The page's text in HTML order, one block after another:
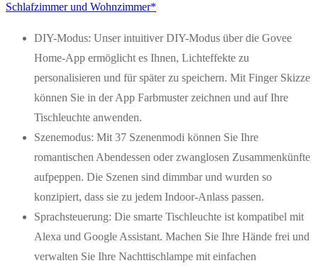
Schlafzimmer und Wohnzimmer*
DIY-Modus: Unser intuitiver DIY-Modus über die Govee
Home-App ermöglicht es Ihnen, Lichteffekte zu
personalisieren und für später zu speichern. Mit Finger Skizze
können Sie in der App Farbmuster zeichnen und auf Ihre
Tischleuchte anwenden.
Szenemodus: Mit 37 Szenenmodi können Sie Ihre
romantischen Abendessen oder zwanglosen Zusammenkünfte
aufpeppen. Die Szenen sind dimmbar und wurden so
konzipiert, dass sie zu jedem Indoor-Anlass passen.
Sprachsteuerung: Die smarte Tischleuchte ist kompatibel mit
Alexa und Google Assistant. Machen Sie Ihre Hände frei und
verwalten Sie Ihre Nachttischlampe mit einfachen